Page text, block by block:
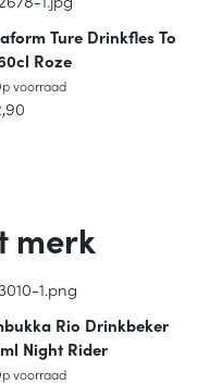
Ture Drinkfles To
Roze
voorraad
voorraad
merk
Rio Drinkbeker
Night Rider
voorraad
voorraad